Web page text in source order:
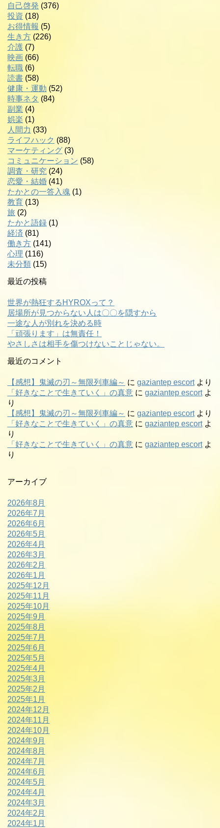
自己啓発 (376)
投資 (18)
お得情報 (5)
生き方 (226)
介護 (7)
映画 (66)
転職 (6)
読書 (58)
健康・運動 (52)
時事ネタ (84)
副業 (4)
娯楽 (1)
人間力 (33)
ライフハック (88)
マーケティング (3)
コミュニケーション (58)
調査・研究 (24)
恋愛・結婚 (41)
たかとの一答入魂 (1)
教育 (13)
旅 (2)
たかと語録 (1)
経済 (81)
働き方 (141)
心理 (116)
未分類 (15)
最近の投稿
世界が熱狂するHYROXって？
居場所が見つからない人は〇〇を隠すから
一途な人が別れを決める時
「頑張ります」は無責任！
やさしさは相手を傷つけないことじゃない。
最近のコメント
【感想】鬼滅の刃～無限列車編～ に gaziantep escortより
「好きなことで生きていく」の真意 に gaziantep escortよ
り
【感想】鬼滅の刃～無限列車編～ に gaziantep escortより
「好きなことで生きていく」の真意 に gaziantep escortよ
り
「好きなことで生きていく」の真意 に gaziantep escortよ
り
アーカイブ
2026年8月
2026年7月
2026年6月
2026年5月
2026年4月
2026年3月
2026年2月
2026年1月
2025年12月
2025年11月
2025年10月
2025年9月
2025年8月
2025年7月
2025年6月
2025年5月
2025年4月
2025年3月
2025年2月
2025年1月
2024年12月
2024年11月
2024年10月
2024年9月
2024年8月
2024年7月
2024年6月
2024年5月
2024年4月
2024年3月
2024年2月
2024年1月